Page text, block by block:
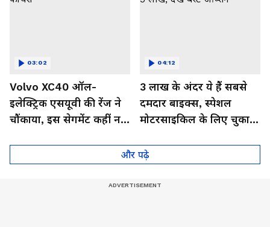
Volvo XC40 ऑल-
इलेक्ट्रिक एसयूवी की रेंज ने
चौंकाया, इस सेगमेंट कहीं नहीं
03:02
3 लाख के अंदर ये हैं सबसे
दमदार बाइक्स, स्पेशल
मोटरसाइकिल के लिए चुकाने
ऑप्शन
04:12
और पढ़े